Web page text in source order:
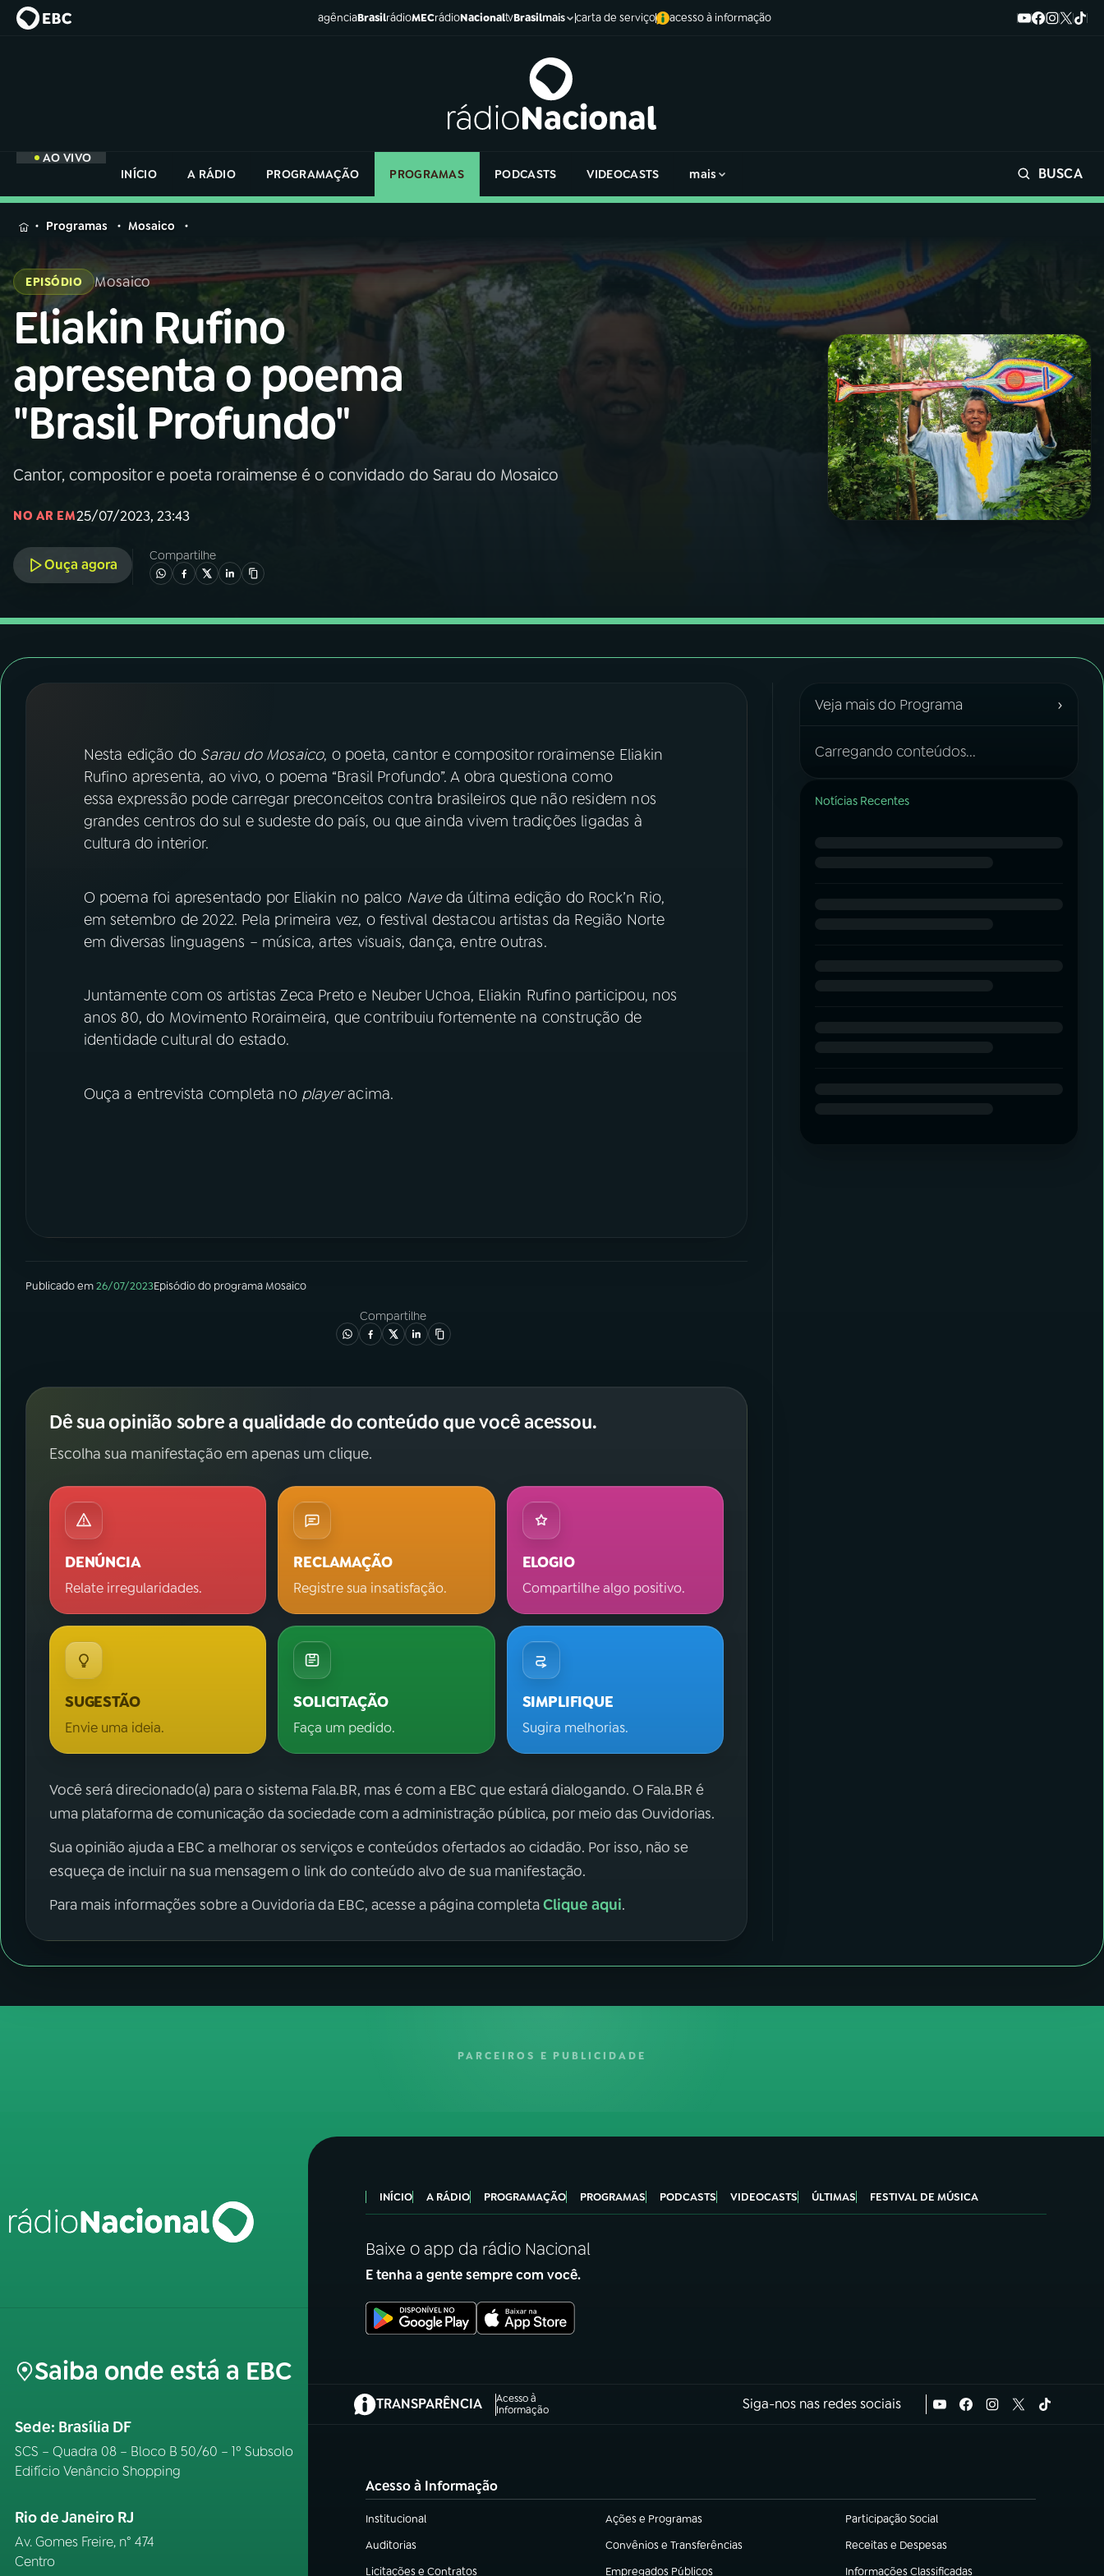
agênciaBrasilrádioMECrádioNacionaltvBrasilmais carta de serviço acesso à informação
AO VIVO
INÍCIO
A RÁDIO PROGRAMAÇÃO PROGRAMAS PODCASTS VIDEOCASTS mais BUSCA
MENU
Buscar
na
Rádio
Nacional
Buscar
AO VIVO
01INÍCIO
A RÁDIO
03PROGRAMAÇÃO
PROGRAMAS
FESTIVAL DE MÚSICA
ACOMPANHE A RÁDIO NACIONAL
Instagram X
na
Rádio
Nacional
Programas Mosaico
EPISÓDIO Mosaico
Eliakin Rufino
apresenta o poema
"Brasil Profundo"
Cantor, compositor e poeta roraimense é o convidado do Sarau do Mosaico
NO AR EM25/07/2023, 23:43
Ouça agora
Compartilhe
Nesta edição do Sarau do Mosaico, o poeta, cantor e compositor roraimense Eliakin
Rufino apresenta, ao vivo, o poema “Brasil Profundo”. A obra questiona como
essa expressão pode carregar preconceitos contra brasileiros que não residem nos
grandes centros do sul e sudeste do país, ou que ainda vivem tradições ligadas à
cultura do interior.
O poema foi apresentado por Eliakin no palco Naveda última edição do Rock’n Rio,
em setembro de 2022. Pela primeira vez, o festival destacou artistas da Região Norte
em diversas linguagens – música, artes visuais, dança, entre outras.
Juntamente com os artistas Zeca Preto e Neuber Uchoa, Eliakin Rufino participou, nos
anos 80, do Movimento Roraimeira, que contribuiu fortemente na construção de
identidade cultural do estado.
Ouça a entrevista completa no playeracima.
Publicado em26/07/2023Episódiodo programa Mosaico
Compartilhe
Dê sua opinião sobre a qualidade do conteúdo que você acessou.
Escolha sua manifestação em apenas um clique.
DENÚNCIA
Relate irregularidades.
RECLAMAÇÃO
Registre sua insatisfação.
ELOGIO
Compartilhe algo positivo.
SUGESTÃO
Envie uma ideia.
SOLICITAÇÃO
Faça um pedido.
SIMPLIFIQUE
Sugira melhorias.
Você será direcionado(a) para o sistema Fala.BR, mas é com a EBC que estará dialogando. O Fala.BR é
uma plataforma de comunicação da sociedade com a administração pública, por meio das Ouvidorias.
Sua opinião ajuda a EBC a melhorar os serviços e conteúdos ofertados ao cidadão. Por isso, não se
esqueça de incluir na sua mensagem o link do conteúdo alvo de sua manifestação.
Para mais informações sobre a Ouvidoria da EBC, acesse a página completaClique aqui.
Veja mais do Programa ›
Carregando conteúdos...
Notícias Recentes
PARCEIROS E PUBLICIDADE
Saiba onde está a EBC
Sede: Brasília DF
SCS – Quadra 08 – Bloco B 50/60 – 1º Subsolo
Edifício Venâncio Shopping
Rio de Janeiro RJ
Av. Gomes Freire, n° 474
Centro
INÍCIO A RÁDIO PROGRAMAÇÃO PROGRAMAS PODCASTS VIDEOCASTS ÚLTIMAS FESTIVAL DE MÚSICA
Baixe o app da rádio Nacional
E tenha a gente sempre com você.
TRANSPARÊNCIA
Acesso à
Informação
(abre em nova aba) Siga-nos nas redes sociais
Acesso à Informação
Institucional
(abre em nova aba) Ações e Programas
(abre em nova aba) Participação Social
(abre em nova aba)
Auditorias
(abre em nova aba) Convênios e Transferências
(abre em nova aba) Receitas e Despesas
(abre em nova aba)
Licitações e Contratos
Empregados Públicos Informações Classificadas